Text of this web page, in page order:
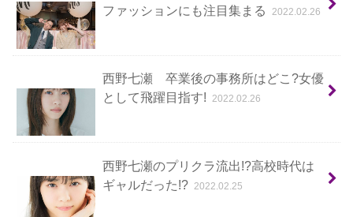
ファッションにも注目集まる
2022.02.26
西野七瀬 卒業後の事務所はどこ?女優
として飛躍目指す!
2022.02.26
西野七瀬のプリクラ流出!?高校時代は
ギャルだった!?
2022.02.25